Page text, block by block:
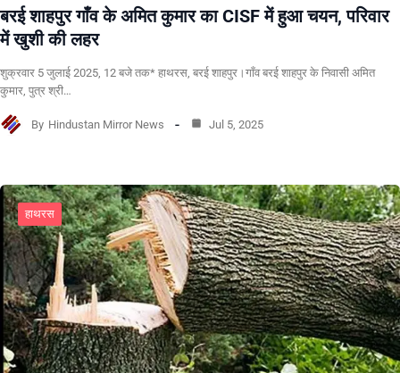
बरई शाहपुर गाँव के अमित कुमार का CISF में हुआ चयन, परिवार
में खुशी की लहर
शुक्रवार 5 जुलाई 2025, 12 बजे तक* हाथरस, बरई शाहपुर।गाँव बरई शाहपुर के निवासी अमित
कुमार, पुत्र श्री…
By Hindustan Mirror News Jul 5, 2025
हाथरस